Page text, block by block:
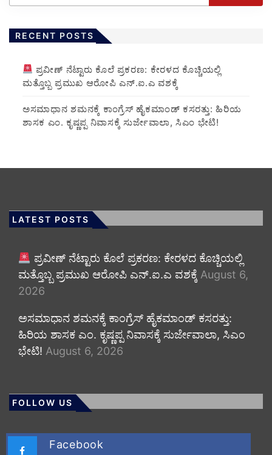
RECENT POSTS
ಪ್ರವೀಣ್ ನೆಟ್ಟಾರು ಕೊಲೆ ಪ್ರಕರಣ: ಕೇರಳದ ಕೊಚ್ಚಿಯಲ್ಲಿ
ಮತ್ತೊಬ್ಬ ಪ್ರಮುಖ ಆರೋಪಿ ಎನ್.ಐ.ಎ ವಶಕ್ಕೆ
ಅಸಮಾಧಾನ ಶಮನಕ್ಕೆ ಕಾಂಗ್ರೆಸ್ ಹೈಕಮಾಂಡ್ ಕಸರತ್ತು: ಹಿರಿಯ
ಶಾಸಕ ಎಂ. ಕೃಷ್ಣಪ್ಪ ನಿವಾಸಕ್ಕೆ ಸುರ್ಜೇವಾಲಾ, ಸಿಎಂ ಭೇಟಿ!
LATEST POSTS
ಪ್ರವೀಣ್ ನೆಟ್ಟಾರು ಕೊಲೆ ಪ್ರಕರಣ: ಕೇರಳದ ಕೊಚ್ಚಿಯಲ್ಲಿ
ಮತ್ತೊಬ್ಬ ಪ್ರಮುಖ ಆರೋಪಿ ಎನ್.ಐ.ಎ ವಶಕ್ಕೆ August 6,
2026
ಅಸಮಾಧಾನ ಶಮನಕ್ಕೆ ಕಾಂಗ್ರೆಸ್ ಹೈಕಮಾಂಡ್ ಕಸರತ್ತು:
ಹಿರಿಯ ಶಾಸಕ ಎಂ. ಕೃಷ್ಣಪ್ಪ ನಿವಾಸಕ್ಕೆ ಸುರ್ಜೇವಾಲಾ, ಸಿಎಂ
ಭೇಟಿ! August 6, 2026
FOLLOW US
Facebook